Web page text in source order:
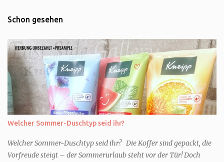
Schon gesehen
Welcher Sommer-Duschtyp seid ihr?
Welcher Sommer-Duschtyp seid ihr? Die Koffer sind gepackt, die
Vorfreude steigt – der Sommerurlaub steht vor der Tür! Doch